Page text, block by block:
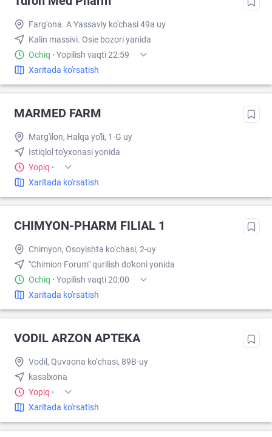
Farg'ona. A Yassaviy ko'chasi 49a uy
Kalin massivi. Osie bozori yanida
Ochiq · Yopilish vaqti 22:59
Xaritada ko'rsatish
MARMED FARM
Marg'ilon, Halqa yo'li, 1-G uy
Istiqlol to'yxonasi yonida
Yopiq ·
Xaritada ko'rsatish
CHIMYON-PHARM FILIAL 1
Chimyon, Osoyishta ko‘chasi, 2-uy
"Chimion Forum" qurilish do'koni yonida
Ochiq · Yopilish vaqti 20:00
Xaritada ko'rsatish
VODIL ARZON APTEKA
Vodil, Quvaona ko‘chasi, 89B-uy
kasalxona
Yopiq ·
Xaritada ko'rsatish